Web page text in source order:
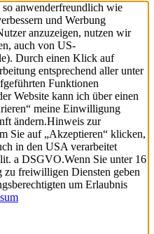
anwenderfreundlich wie
und Werbung
anzuzeigen, nutzen wir
auch von US-
Durch einen Klick auf
entsprechend aller unter
Funktionen
Website kann ich über einen
meine Einwilligung
ändern.Hinweis zur
Sie auf „Akzeptieren“ klicken,
in den USA verarbeitet
a DSGVO.Wenn Sie unter 16
zu freiwilligen Diensten geben
um Erlaubnis